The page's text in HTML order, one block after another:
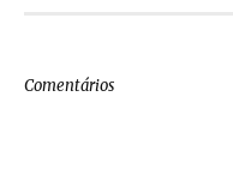
Comentários